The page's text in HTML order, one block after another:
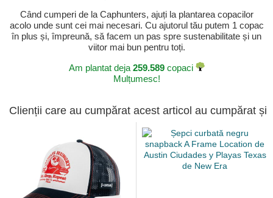
Când cumperi de la Caphunters, ajuți la plantarea copacilor
acolo unde sunt cei mai necesari. Cu ajutorul tău putem 1 copac
în plus și, împreună, să facem un pas spre sustenabilitate și un
viitor mai bun pentru toți.
Am plantat deja 259.589copaci
Mulțumesc!
Clienții care au cumpărat acest articol au cumpărat și